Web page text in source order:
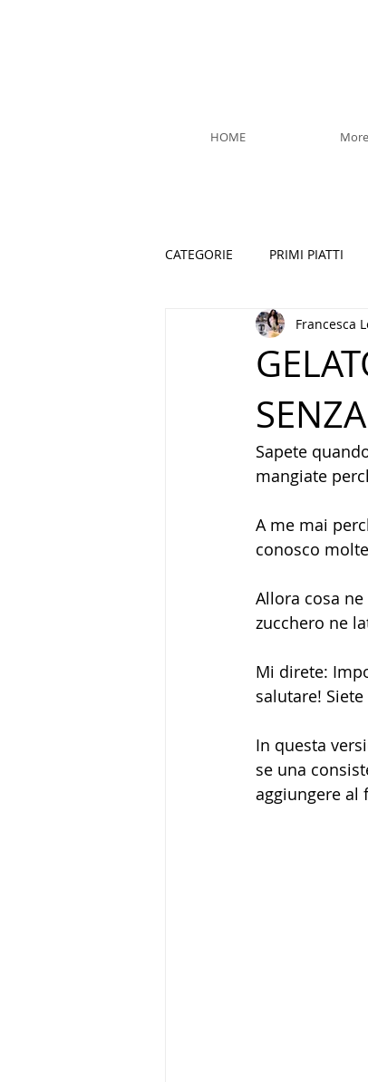
HOME More
CATEGORIE PRIMI PIATTI
Francesca
Sapete
mangiate
A me mai
conosco
Allora cosa
zucchero ne
Mi direte:
salutare!
In questa
se una
aggiungere al